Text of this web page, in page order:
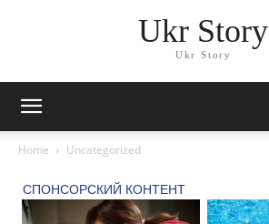
Ukr Story
Ukr Story
Home Uncategorized